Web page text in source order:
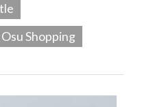
Shopping